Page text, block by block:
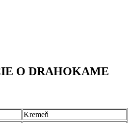
O DRAHOKAME
Kremeň